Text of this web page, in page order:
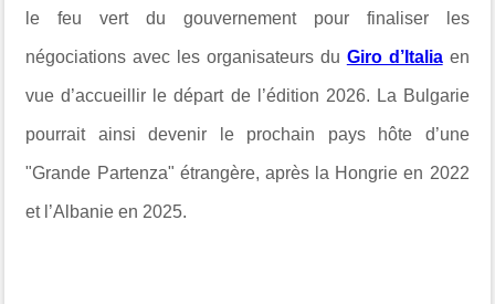
le feu vert du gouvernement pour finaliser les
négociations avec les organisateurs du Giro d’Italiaen
vue d’accueillir le départ de l’édition 2026. La Bulgarie
pourrait ainsi devenir le prochain pays hôte d’une
"Grande Partenza" étrangère, après la Hongrie en 2022
et l’Albanie en 2025.